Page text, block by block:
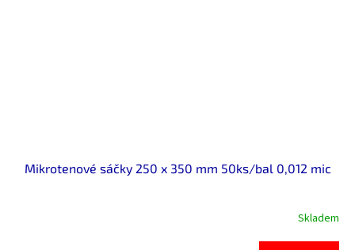
Mikrotenové sáčky 250 x 350 mm 50ks/bal 0,012 mic
Skladem